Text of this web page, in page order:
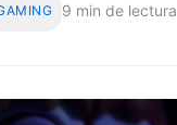
9 min de lectura